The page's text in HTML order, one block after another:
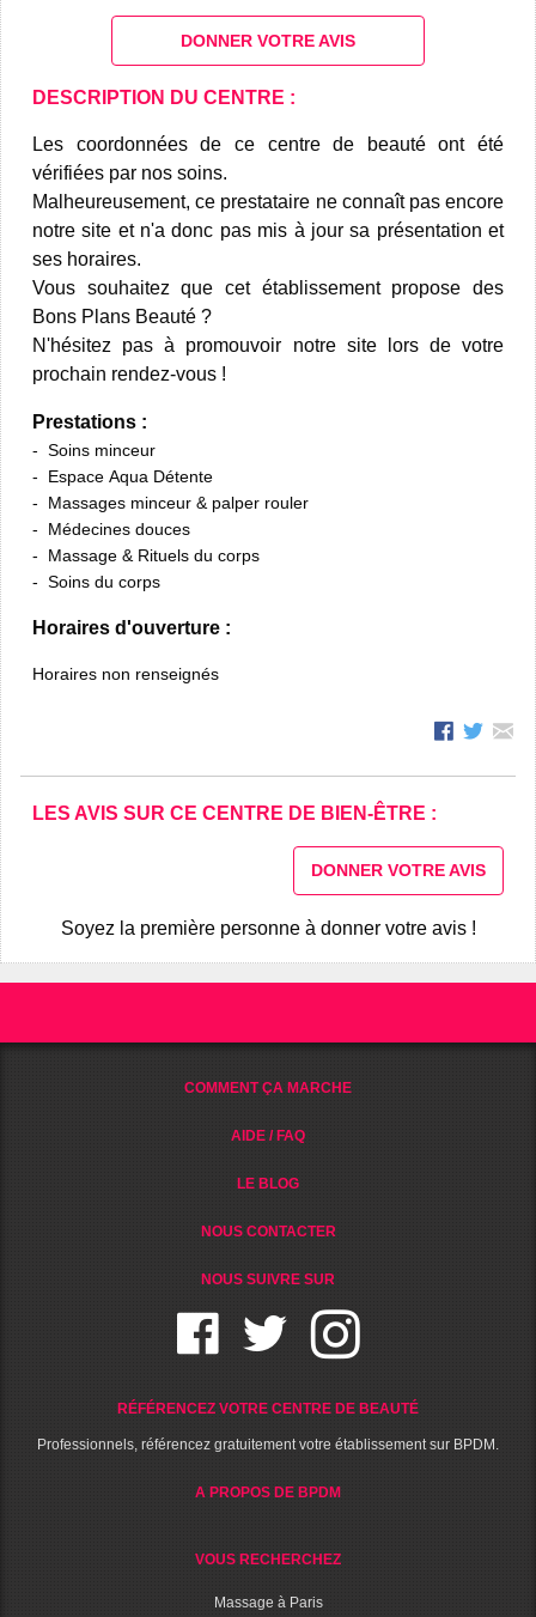
DONNER VOTRE AVIS
DESCRIPTION DU CENTRE :
Les coordonnées de ce centre de beauté ont été
vérifiées par nos soins.
Malheureusement, ce prestataire ne connaît pas encore
notre site et n'a donc pas mis à jour sa présentation et
ses horaires.
Vous souhaitez que cet établissement propose des
Bons Plans Beauté ?
N'hésitez pas à promouvoir notre site lors de votre
prochain rendez-vous !
Prestations :
Soins minceur
Espace Aqua Détente
Massages minceur & palper rouler
Médecines douces
Massage & Rituels du corps
Soins du corps
Horaires d'ouverture :
Horaires non renseignés
LES AVIS SUR CE CENTRE DE BIEN-ÊTRE :
DONNER VOTRE AVIS
Soyez la première personne à donner votre avis !
COMMENT ÇA MARCHE
AIDE / FAQ
LE BLOG
NOUS CONTACTER
NOUS SUIVRE SUR
RÉFÉRENCEZ VOTRE CENTRE DE BEAUTÉ
Professionnels, référencez gratuitement votre établissement sur BPDM.
A PROPOS DE BPDM
VOUS RECHERCHEZ
Massage à Paris